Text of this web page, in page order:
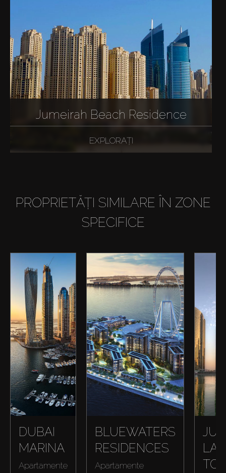
Jumeirah Beach Residence
EXPLORAȚI
PROPRIETĂȚI SIMILARE ÎN ZONE
SPECIFICE
DUBAI
MARINA
Apartamente
BLUEWATERS
RESIDENCES
Apartamente